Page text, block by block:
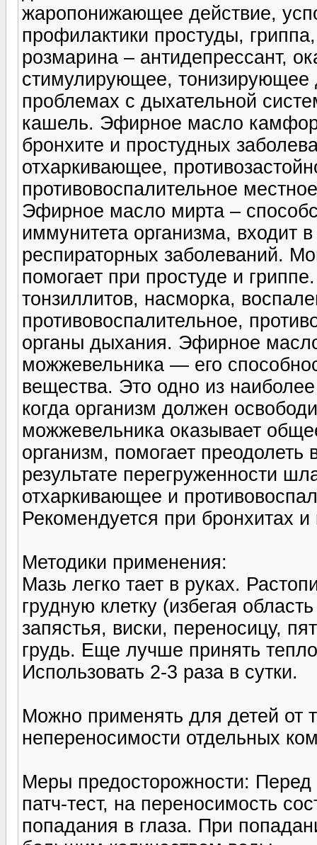
жаропонижающее действие,
профилактики простуды,
розмарина – антидепрессант,
стимулирующее, тонизирующее
проблемах с дыхательной
кашель. Эфирное масло
бронхите и простудных
отхаркивающее,
противовоспалительное
Эфирное масло мирта –
иммунитета организма, входит
респираторных заболеваний.
помогает при простуде и
тонзиллитов, насморка,
противовоспалительное,
органы дыхания. Эфирное
можжевельника — его
вещества. Это одно из
когда организм должен
можжевельника оказывает
организм, помогает
результате перегруженности
отхаркивающее и
Рекомендуется при бронхитах
Методики применения:
Мазь легко тает в руках.
грудную клетку (избегая
запястья, виски, переносицу,
грудь. Еще лучше принять
Использовать 2-3 раза в сутки.
Можно применять для детей от
непереносимости отдельных
Меры предосторожности: Перед
патч-тест, на переносимость
попадания в глаза. При